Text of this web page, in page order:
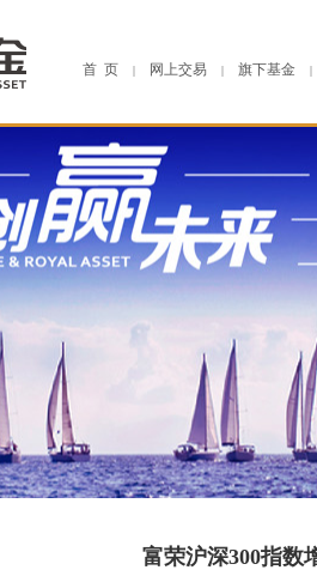
首 页 | 网上交易 | 旗下基金 |
富荣沪深300指数